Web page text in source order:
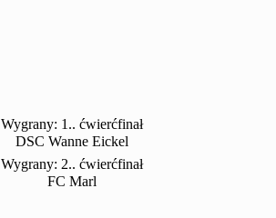
Wygrany: 1.. ćwierćfinał
DSC Wanne Eickel
Wygrany: 2.. ćwierćfinał
FC Marl